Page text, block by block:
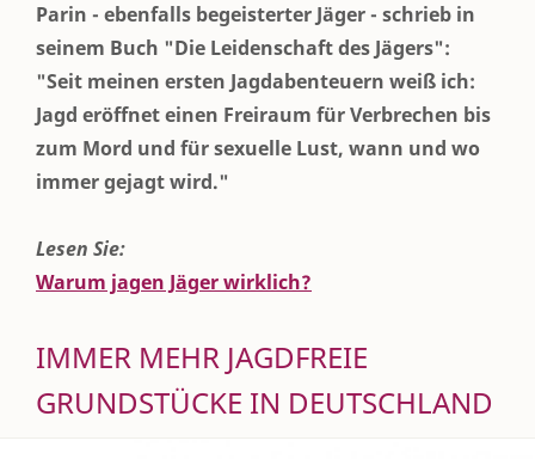
Parin - ebenfalls begeisterter Jäger - schrieb in
seinem Buch "Die Leidenschaft des Jägers":
"Seit meinen ersten Jagdabenteuern weiß ich:
Jagd eröffnet einen Freiraum für Verbrechen bis
zum Mord und für sexuelle Lust, wann und wo
immer gejagt wird."
Lesen Sie:
Warum jagen Jäger wirklich?
IMMER MEHR JAGDFREIE
GRUNDSTÜCKE IN DEUTSCHLAND